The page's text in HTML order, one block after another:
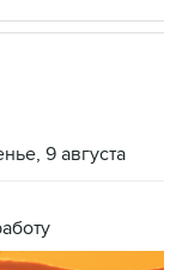
9 августа